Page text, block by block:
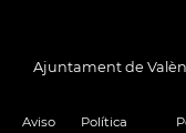
Ajuntament de
Aviso
Política